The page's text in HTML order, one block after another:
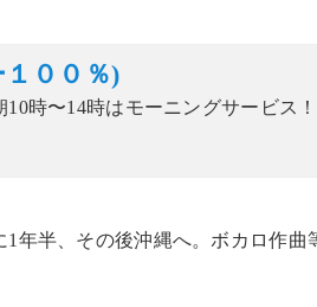
００％)
時〜14時はモーニングサービス
年半、その後沖縄へ。ボカロ作曲